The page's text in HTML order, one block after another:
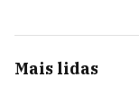
Mais lidas